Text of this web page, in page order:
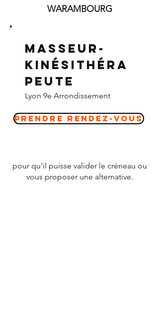
WARAMBOURG
Masseur-
Kinésithéra
peute
Lyon 9e Arrondissement
Prendre Rendez-vous
pour qu'il puisse valider le créneau ou
vous proposer une alternative.